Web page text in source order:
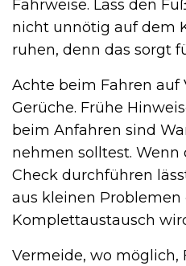
Fahrweise. Lass den
nicht unnötig auf dem
ruhen, denn das sorgt
Achte beim Fahren auf
Gerüche. Frühe
beim Anfahren sind
nehmen solltest.
Check durchführen
aus kleinen Problemen
Komplettaustausch
Vermeide, wo möglich,